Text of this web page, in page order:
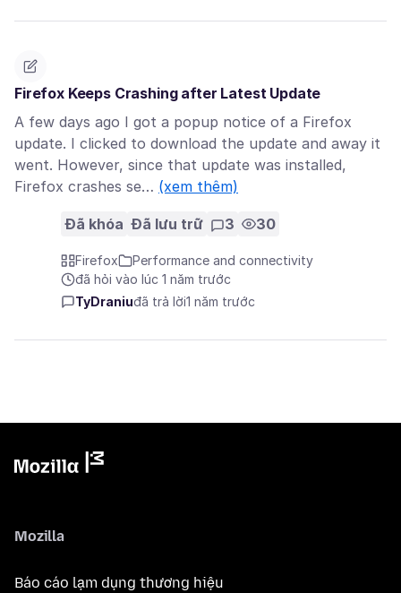
Firefox Keeps Crashing after Latest Update
A few days ago I got a popup notice of a Firefox
update. I clicked to download the update and away it
went. However, since that update was installed,
Firefox crashes se… (xem thêm)
Đã khóa Đã lưu trữ 3 30
Firefox
Performance and connectivity
đã hỏi vào lúc 1 năm trước
TyDraniuđã trả lời1 năm trước
Mozilla
Báo cáo lạm dụng thương hiệu